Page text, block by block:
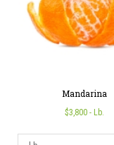
Mandarina
$3,800 - Lb.